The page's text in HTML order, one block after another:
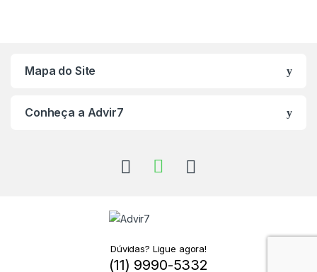
Mapa do Site
Conheça a Advir7
Dúvidas? Ligue agora!
(11) 9990-5332